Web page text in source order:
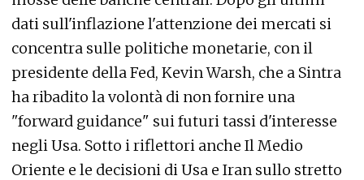
dati sull'inflazione l'attenzione dei mercati si
concentra sulle politiche monetarie, con il
presidente della Fed, Kevin Warsh, che a Sintra
ha ribadito la volontà di non fornire una
"forward guidance" sui futuri tassi d'interesse
negli Usa. Sotto i riflettori anche Il Medio
Oriente e le decisioni di Usa e Iran sullo stretto